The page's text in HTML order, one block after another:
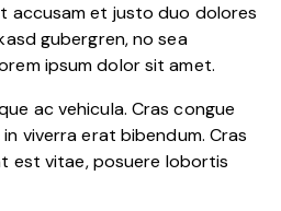
accusam et justo duo dolores
gubergren, no sea
ipsum dolor sit amet.
ac vehicula. Cras congue
viverra erat bibendum. Cras
est vitae, posuere lobortis